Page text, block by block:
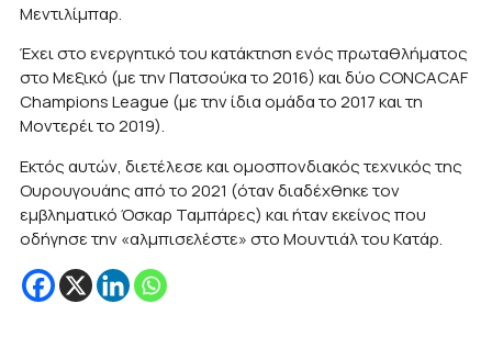
Μεντιλίμπαρ.
Έχει στο ενεργητικό του κατάκτηση ενός πρωταθλήματος
στο Μεξικό (με την Πατσούκα το 2016) και δύο CONCACAF
Champions League (με την ίδια ομάδα το 2017 και τη
Μοντερέι το 2019).
Εκτός αυτών, διετέλεσε και ομοσπονδιακός τεχνικός της
Ουρουγουάης από το 2021 (όταν διαδέχθηκε τον
εμβληματικό Όσκαρ Ταμπάρες) και ήταν εκείνος που
οδήγησε την «αλμπισελέστε» στο Μουντιάλ του Κατάρ.